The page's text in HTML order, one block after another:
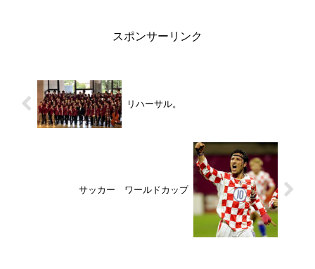
スポンサーリンク
リハーサル。
サッカー ワールドカップ